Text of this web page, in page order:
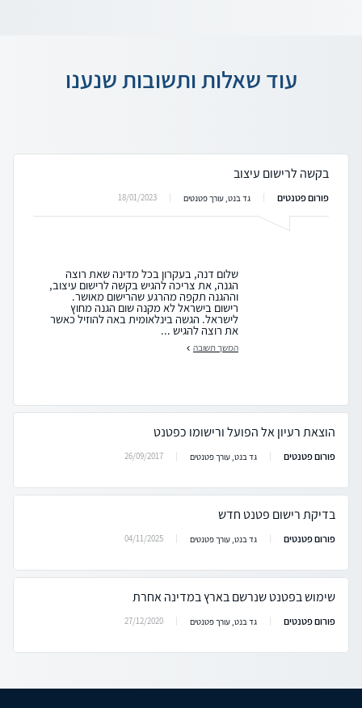
עוד שאלות ותשובות שנענו
בקשה לרישום עיצוב
פורום פטנטים גד בנט, עורך פטנטים 18/01/2023
שלום דנה, בעקרון בכל מדינה שאת רוצה
הגנה, את צריכה להגיש בקשה לרישום עיצוב,
וההגנה תקפה מהרגע שהרישום מאושר.
רישום בישראל לא מקנה שום הגנה מחוץ
לישראל. הגשה בינלאומית באה להוזיל כאשר
את רוצה להגיש ...
המשך תשובה
הוצאת רעיון אל הפועל ורישומו כפטנט
פורום פטנטים גד בנט, עורך פטנטים 26/09/2017
בדיקת רישום פטנט חדש
פורום פטנטים גד בנט, עורך פטנטים 04/11/2025
שימוש בפטנט שנרשם בארץ במדינה אחרת
פורום פטנטים גד בנט, עורך פטנטים 27/12/2020